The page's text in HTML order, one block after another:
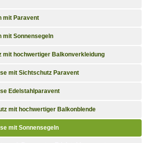
mit Paravent
mit Sonnensegeln
mit hochwertiger Balkonverkleidung
mit Sichtschutz Paravent
Edelstahlparavent
mit hochwertiger Balkonblende
mit Sonnensegeln